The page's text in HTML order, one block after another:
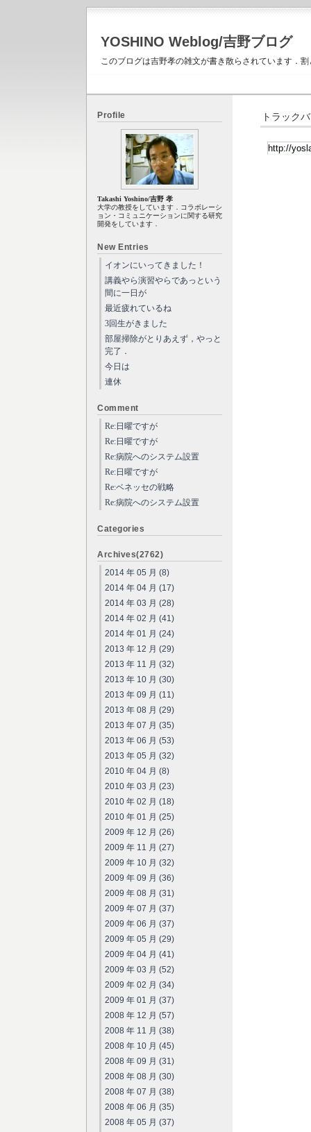
YOSHINO Weblog/吉野ブログ
このブログは吉野孝の雑文が書き散らされています．
トラック
Profile
Takashi Yoshino/吉野 孝
大学の教授をしています．コラボレーシ
ョン・コミュニケーションに関する研究
開発をしています．
New Entries
イオンにいってきました！
講義やら演習やらであっという
間に一日が
最近疲れているね
3回生がきました
部屋掃除がとりあえず，やっと
完了．
今日は
連休
Comment
Re:日曜ですが
Re:日曜ですが
Re:病院へのシステム設置
Re:日曜ですが
Re:ベネッセの戦略
Re:病院へのシステム設置
Categories
Archives(2762)
2014 年 05 月 (8)
2014 年 04 月 (17)
2014 年 03 月 (28)
2014 年 02 月 (41)
2014 年 01 月 (24)
2013 年 12 月 (29)
2013 年 11 月 (32)
2013 年 10 月 (30)
2013 年 09 月 (11)
2013 年 08 月 (29)
2013 年 07 月 (35)
2013 年 06 月 (53)
2013 年 05 月 (32)
2010 年 04 月 (8)
2010 年 03 月 (23)
2010 年 02 月 (18)
2010 年 01 月 (25)
2009 年 12 月 (26)
2009 年 11 月 (27)
2009 年 10 月 (32)
2009 年 09 月 (36)
2009 年 08 月 (31)
2009 年 07 月 (37)
2009 年 06 月 (37)
2009 年 05 月 (29)
2009 年 04 月 (41)
2009 年 03 月 (52)
2009 年 02 月 (34)
2009 年 01 月 (37)
2008 年 12 月 (57)
2008 年 11 月 (38)
2008 年 10 月 (45)
2008 年 09 月 (31)
2008 年 08 月 (30)
2008 年 07 月 (38)
2008 年 06 月 (35)
2008 年 05 月 (37)